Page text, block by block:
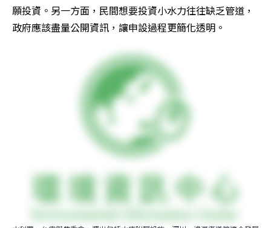
願投資。另一方面，民間想要投資小水力往往缺乏管道，
政府應該盡量公開資訊，讓申設過程更簡化透明。